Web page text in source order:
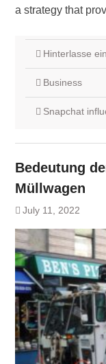
a strategy that
Hinterlasse
Business
Snapchat
Bedeutung
Müllwagen
July 11, 2022